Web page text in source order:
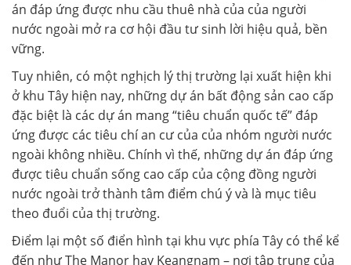
án đáp ứng được nhu cầu thuê nhà của của người
nước ngoài mở ra cơ hội đầu tư sinh lời hiệu quả, bền
vững.
Tuy nhiên, có một nghịch lý thị trường lại xuất hiện khi
ở khu Tây hiện nay, những dự án bất động sản cao cấp
đặc biệt là các dự án mang “tiêu chuẩn quốc tế” đáp
ứng được các tiêu chí an cư của của nhóm người nước
ngoài không nhiều. Chính vì thế, những dự án đáp ứng
được tiêu chuẩn sống cao cấp của cộng đồng người
nước ngoài trở thành tâm điểm chú ý và là mục tiêu
theo đuổi của thị trường.
Điểm lại một số điển hình tại khu vực phía Tây có thể kể
đến như The Manor hay Keangnam – nơi tập trung của